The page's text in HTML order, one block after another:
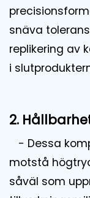
snäva
replikering av
i
2.
- Dessa
motstå
såväl som